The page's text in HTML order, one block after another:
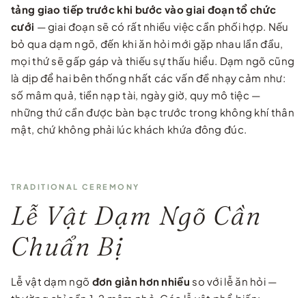
tảng giao tiếp trước khi bước vào giai đoạn tổ chức
cưới — giai đoạn sẽ có rất nhiều việc cần phối hợp. Nếu
bỏ qua dạm ngõ, đến khi ăn hỏi mới gặp nhau lần đầu,
mọi thứ sẽ gấp gáp và thiếu sự thấu hiểu. Dạm ngõ cũng
là dịp để hai bên thống nhất các vấn đề nhạy cảm như:
số mâm quả, tiền nạp tài, ngày giờ, quy mô tiệc —
những thứ cần được bàn bạc trước trong không khí thân
mật, chứ không phải lúc khách khứa đông đúc.
TRADITIONAL CEREMONY
Lễ Vật Dạm Ngõ Cần
Chuẩn Bị
Lễ vật dạm ngõ đơn giản hơn nhiều so với lễ ăn hỏi —